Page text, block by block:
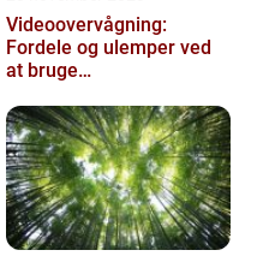
Videoovervågning:
Fordele og ulemper ved
at bruge